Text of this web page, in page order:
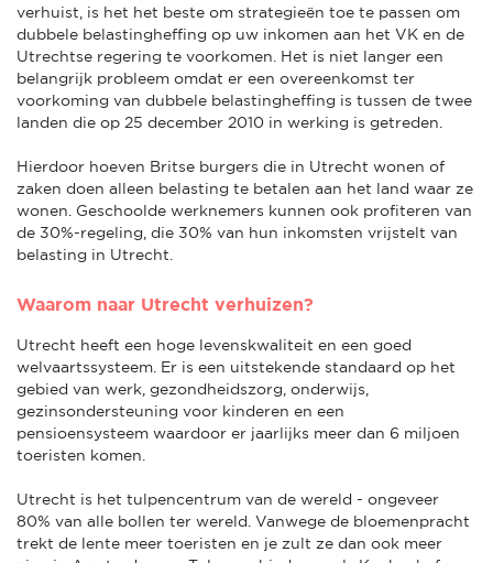
verhuist, is het het beste om strategieën toe te passen om
dubbele belastingheffing op uw inkomen aan het VK en de
Utrechtse regering te voorkomen. Het is niet langer een
belangrijk probleem omdat er een overeenkomst ter
voorkoming van dubbele belastingheffing is tussen de twee
landen die op 25 december 2010 in werking is getreden.
Hierdoor hoeven Britse burgers die in Utrecht wonen of
zaken doen alleen belasting te betalen aan het land waar ze
wonen. Geschoolde werknemers kunnen ook profiteren van
de 30%-regeling, die 30% van hun inkomsten vrijstelt van
belasting in Utrecht.
Waarom naar Utrecht verhuizen?
Utrecht heeft een hoge levenskwaliteit en een goed
welvaartssysteem. Er is een uitstekende standaard op het
gebied van werk, gezondheidszorg, onderwijs,
gezinsondersteuning voor kinderen en een
pensioensysteem waardoor er jaarlijks meer dan 6 miljoen
toeristen komen.
Utrecht is het tulpencentrum van de wereld - ongeveer
80% van alle bollen ter wereld. Vanwege de bloemenpracht
trekt de lente meer toeristen en je zult ze dan ook meer